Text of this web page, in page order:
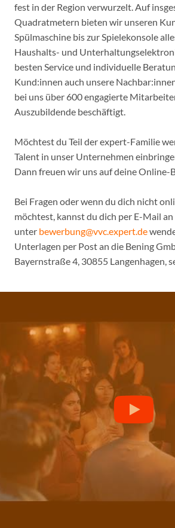
fest in der Region verwurzelt. Auf
Quadratmetern bieten wir unseren
Spülmaschine bis zur Spielekonsole
Haushalts- und
besten Service und individuelle
Kund:innen auch unsere
bei uns über 600 engagierte
Auszubildende beschäftigt.
Möchtest du Teil der expert-Familie
Talent in unser Unternehmen
Dann freuen wir uns auf deine Online-
Bei Fragen oder wenn du dich nicht
möchtest, kannst du dich per E-Mail
unter bewerbung@vvc.expert.de
Unterlagen per Post an die Bening
Bayernstraße 4, 30855 Langenhagen,